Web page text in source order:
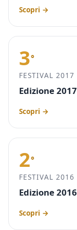
Scopri →
3°
FESTIVAL 2017
Edizione 2017
Scopri →
2°
FESTIVAL 2016
Edizione 2016
Scopri →